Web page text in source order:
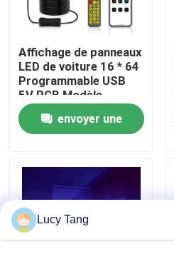
À propos de nous
Visite de l'usine
Contrôle de la qualité
Nouvelles
Affichage de panneaux
LED de voiture 16 * 64
Programmable USB
5V RGB Modèle
d'animation Texte DIY
Panneau de défilement
Télécommande Écran
envoyer une
Lucy Tang